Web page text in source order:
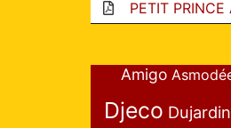
PETIT PRINCE
Amigo
Djeco Dujardin